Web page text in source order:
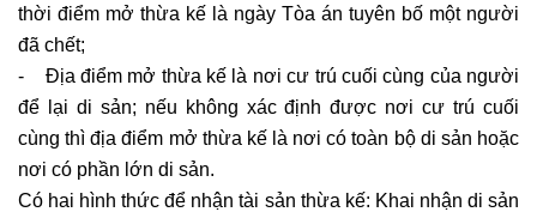
thời điểm mở thừa kế là ngày Tòa án tuyên bố một người
đã chết;
- Địa điểm mở thừa kế là nơi cư trú cuối cùng của người
để lại di sản; nếu không xác định được nơi cư trú cuối
cùng thì địa điểm mở thừa kế là nơi có toàn bộ di sản hoặc
nơi có phần lớn di sản.
Có hai hình thức để nhận tài sản thừa kế: Khai nhận di sản